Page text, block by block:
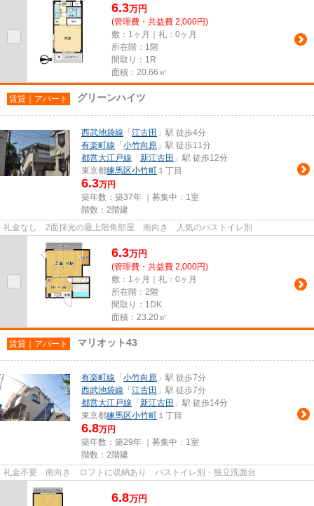
6.3万円
(管理費・共益費 2,000円)
敷：1ヶ月｜礼：0ヶ月
所在階：1階
間取り：1R
面積：20.66㎡
賃貸｜アパート グリーンハイツ
西武池袋線 「 江古田 」駅 徒歩4分
有楽町線 「 小竹向原 」駅 徒歩11分
都営大江戸線 「 新江古田 」駅 徒歩12分
東京都練馬区小竹町 １丁目
6.3万円
築年数：築37年 ｜募集中： 1室
階数：2階建
礼金なし 2面採光の最上階角部屋 南向き 人気のバストイレ別
6.3万円
(管理費・共益費 2,000円)
敷：1ヶ月｜礼：0ヶ月
所在階：2階
間取り：1DK
面積：23.20㎡
賃貸｜アパート マリオット43
有楽町線 「 小竹向原 」駅 徒歩7分
西武池袋線 「 江古田 」駅 徒歩7分
都営大江戸線 「 新江古田 」駅 徒歩14分
東京都練馬区小竹町 １丁目
6.8万円
築年数：築29年 ｜募集中： 1室
階数：2階建
礼金不要 南向き ロフトに収納あり バストイレ別・独立洗面台
6.8万円